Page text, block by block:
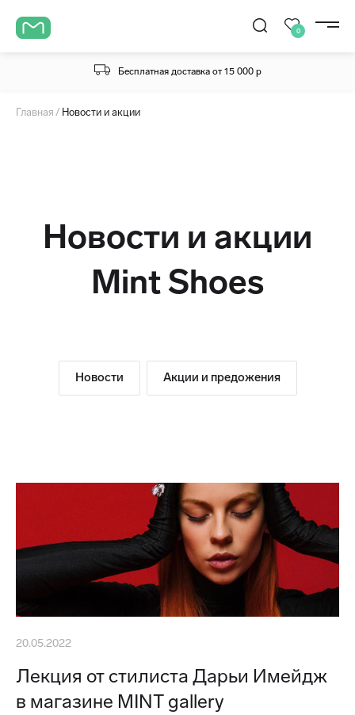
0
Бесплатная доставка от 15 000 р
Главная Новости и акции
Новости и акции
Mint Shoes
Новости Акции и предожения
20.05.2022
Лекция от стилиста Дарьи Имейдж
в магазине MINT gallery